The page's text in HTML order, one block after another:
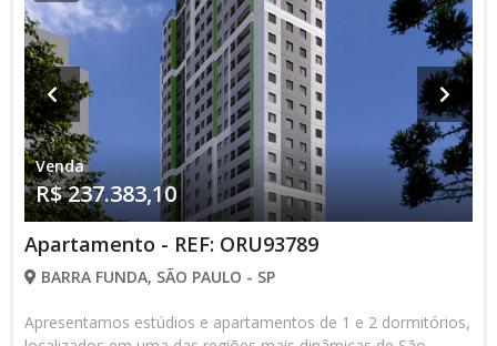
Venda
R$ 237.383,10
Apartamento - REF: ORU93789
BARRA FUNDA, SÃO PAULO - SP
Apresentamos estúdios e apartamentos de 1 e 2 dormitórios,